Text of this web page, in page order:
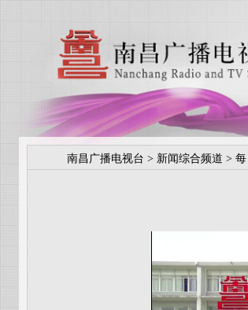
南昌广播电视台 > 新闻综合频道 > 每